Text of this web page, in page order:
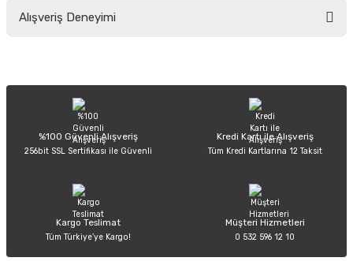
yetersiz gördüğünüz noktaları öneri formunu kullanarak tarafımıza
Ürün açıklamasında eksik bilgiler bulunuyor.
Ürün bilgilerinde hatalar bulunuyor.
Ürün fiyatı diğer sitelerden daha pahalı.
Alışveriş Deneyimi
Sitemize ilk yorumu siz yapın!
%100 Güvenli Alışveriş
256bit SSL Sertifikası ile Güvenli
Kredi Kartı ile Alışveriş
Tüm Kredi Kartlarına 12 Taksit
Kargo Teslimat
Tüm Türkiye’ye Kargo!
Müşteri Hizmetleri
0 532 596 12 10